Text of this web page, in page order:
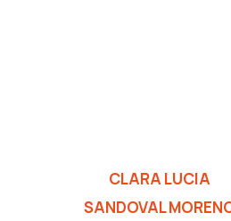
CLARA LUCIA
SANDOVAL